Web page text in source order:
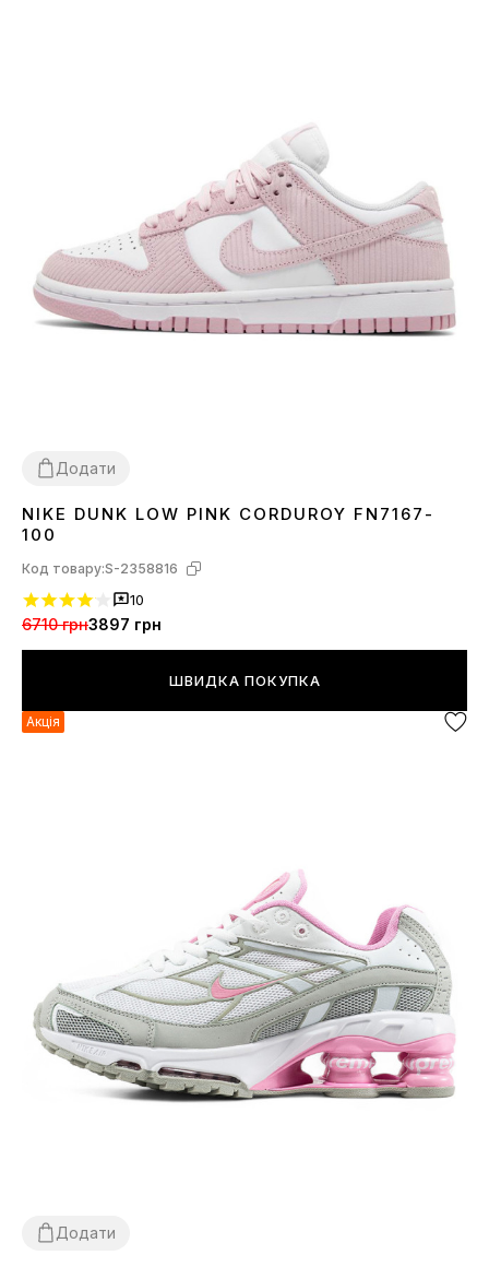
Додати
3738 394041
NIKE DUNK LOW PINK CORDUROY FN7167-
100
Код товару:S-2358816
10
6710 грн3897 грн
ШВИДКА ПОКУПКА
Акція
Додати